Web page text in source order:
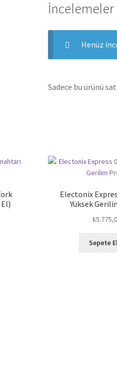
İncelemeler
Henüz
Sadece bu ürünü
Electonix
Yüksek
₺
Sepete